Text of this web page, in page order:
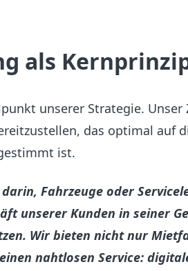
als
unserer Strategie. Unser
das optimal auf
ist.
Fahrzeuge oder
unserer Kunden in seiner
Wir bieten nicht nur
nahtlosen Service: